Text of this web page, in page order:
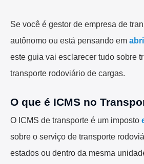
Se você é gestor de empresa de
autônomo ou está pensando em
este guia vai esclarecer tudo sobre
transporte rodoviário de cargas.
O que é ICMS no
O ICMS de transporte é um imposto
sobre o serviço de transporte
estados ou dentro da mesma